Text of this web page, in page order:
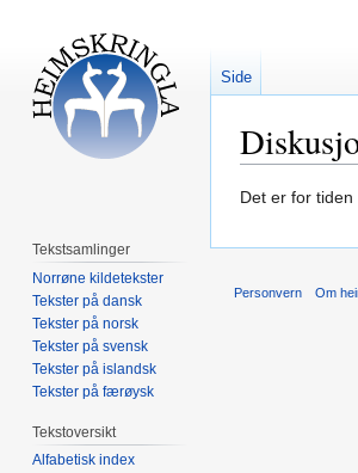
Hopp
navigering
Hopp
søk
Det er for
Side
Tekstsamlinger
Norrøne kildetekster
Tekster på dansk
Tekster på norsk
Tekster på svensk
Tekster på islandsk
Tekster på færøysk
Tekstoversikt
Alfabetisk index
Personvern Om